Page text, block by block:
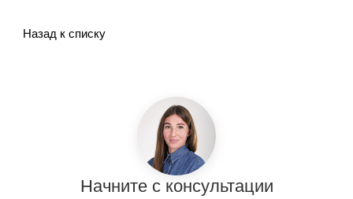
Назад к списку
Начните с консультации